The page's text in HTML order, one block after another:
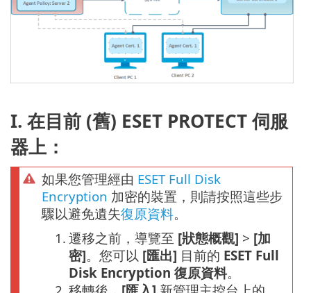
I. 在目前 (舊) ESET PROTECT 伺服
器上：
如果您管理經由 ESET Full Disk
Encryption 加密的裝置，則請按照這些步
驟以避免遺失復原資料。
1. 遷移之前，導覽至 [狀態概觀] > [加
密]。您可以 [匯出] 目前的 ESET Full
Disk Encryption 復原資料。